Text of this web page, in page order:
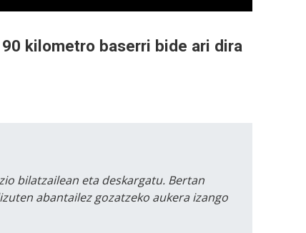
kilometro baserri bide ari dira
bilatzailean eta deskargatu. Bertan
abantailez gozatzeko aukera izango